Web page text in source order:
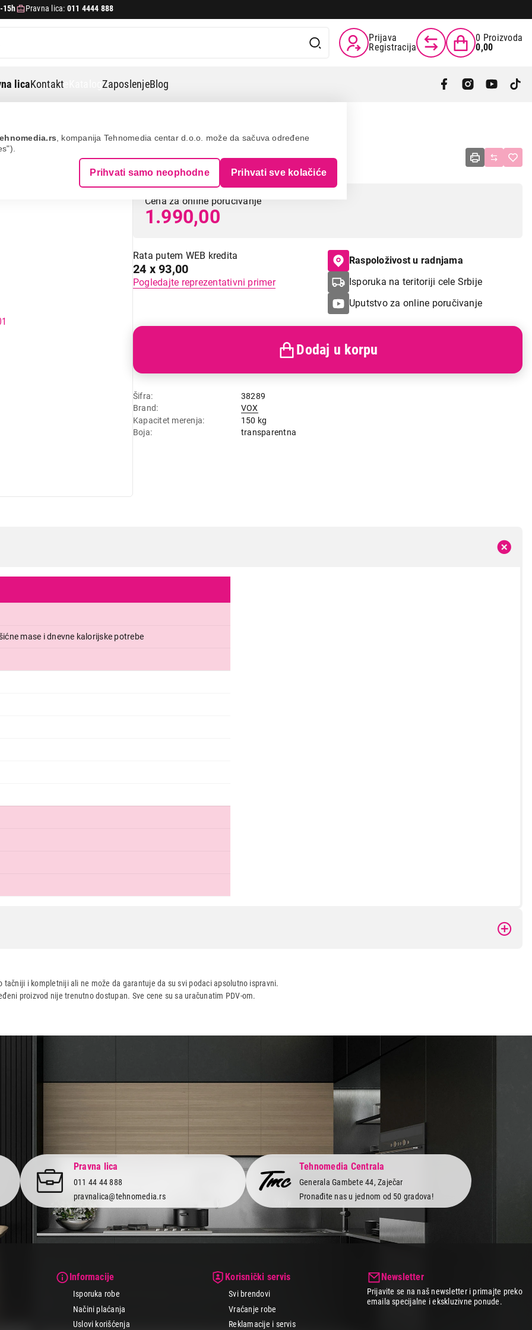
, kompanija Tehnomedia centar d.o.o. može da sačuva određene
Prihvati samo neophodne Prihvati sve kolačiće
15h Pravna lica: 011 4444 888
Prijava
Registracija
0 Proizvoda
0,00
licaKontakt eKatalogZaposlenjeBlog
VOX KA 12-01
Cena za online poručivanje
1.990,00
Rata putem WEB kredita
24 x 93,00
Pogledajte reprezentativni primer
Raspoloživost u radnjama
Isporuka na teritoriji cele Srbije
Uputstvo za online poručivanje
Šifra
38289
Brand
VOX
Kapacitet merenja
150 kg
Boja
transparentna
Dodaj u korpu
mase i dnevne kalorijske potrebe
i kompletniji ali ne može da garantuje da su svi podaci apsolutno ispravni.
proizvod nije trenutno dostupan. Sve cene su sa uračunatim PDV-om.
Pravna lica
011 44 44 888
pravnalica@tehnomedia.rs
Tehnomedia Centrala
Generala Gambete 44, Zaječar
Pronađite nas u jednom od 50 gradova!
Informacije
Isporuka robe
Načini plaćanja
Uslovi korišćenja
Korisnički servis
Svi brendovi
Vraćanje robe
Reklamacije i servis
Newsletter
Prijavite se na naš newsletter i primajte preko
emaila specijalne i ekskluzivne ponude.